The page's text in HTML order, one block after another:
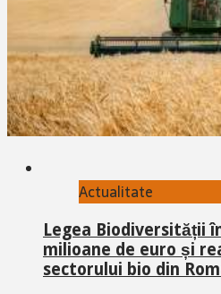
Actualitate
Legea Biodiversității
milioane de euro și
sectorului bio din